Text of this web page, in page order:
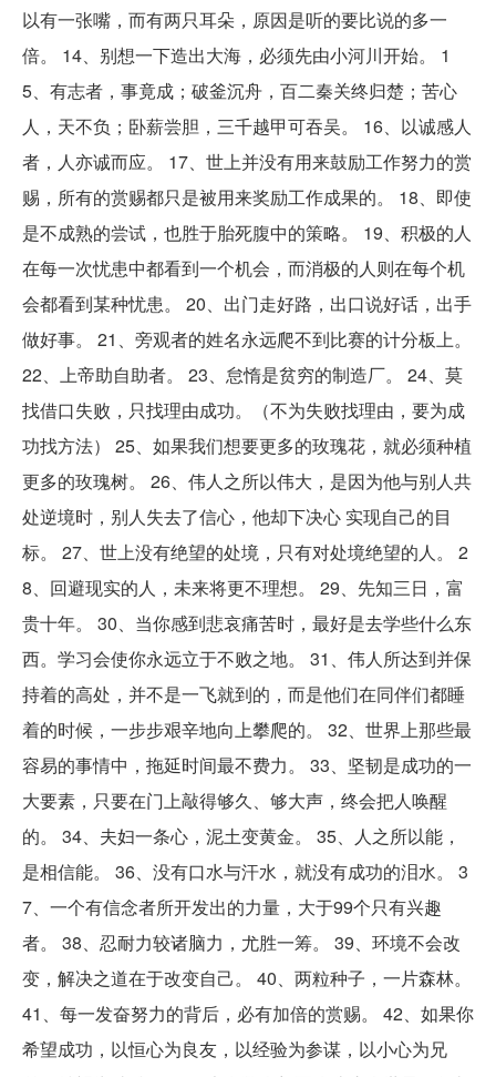
以有一张嘴，而有两只耳朵，原因是听的要比说的多一
倍。 14、别想一下造出大海，必须先由小河川开始。 1
5、有志者，事竟成；破釜沉舟，百二秦关终归楚；苦心
人，天不负；卧薪尝胆，三千越甲可吞吴。 16、以诚感人
者，人亦诚而应。 17、世上并没有用来鼓励工作努力的赏
赐，所有的赏赐都只是被用来奖励工作成果的。 18、即使
是不成熟的尝试，也胜于胎死腹中的策略。 19、积极的人
在每一次忧患中都看到一个机会，而消极的人则在每个机
会都看到某种忧患。 20、出门走好路，出口说好话，出手
做好事。 21、旁观者的姓名永远爬不到比赛的计分板上。
22、上帝助自助者。 23、怠惰是贫穷的制造厂。 24、莫
找借口失败，只找理由成功。（不为失败找理由，要为成
功找方法） 25、如果我们想要更多的玫瑰花，就必须种植
更多的玫瑰树。 26、伟人之所以伟大，是因为他与别人共
处逆境时，别人失去了信心，他却下决心 实现自己的目
标。 27、世上没有绝望的处境，只有对处境绝望的人。 2
8、回避现实的人，未来将更不理想。 29、先知三日，富
贵十年。 30、当你感到悲哀痛苦时，最好是去学些什么东
西。学习会使你永远立于不败之地。 31、伟人所达到并保
持着的高处，并不是一飞就到的，而是他们在同伴们都睡
着的时候，一步步艰辛地向上攀爬的。 32、世界上那些最
容易的事情中，拖延时间最不费力。 33、坚韧是成功的一
大要素，只要在门上敲得够久、够大声，终会把人唤醒
的。 34、夫妇一条心，泥土变黄金。 35、人之所以能，
是相信能。 36、没有口水与汗水，就没有成功的泪水。 3
7、一个有信念者所开发出的力量，大于99个只有兴趣
者。 38、忍耐力较诸脑力，尤胜一筹。 39、环境不会改
变，解决之道在于改变自己。 40、两粒种子，一片森林。
41、每一发奋努力的背后，必有加倍的赏赐。 42、如果你
希望成功，以恒心为良友，以经验为参谋，以小心为兄